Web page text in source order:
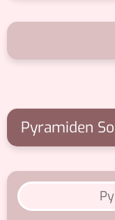
Pyramiden